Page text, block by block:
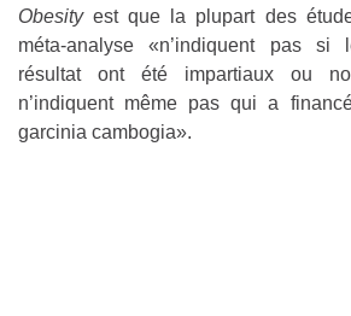
Obesityest que la plupart des
méta-analyse «n’indiquent pas si
résultat ont été impartiaux ou
n’indiquent même pas qui a
garcinia cambogia».